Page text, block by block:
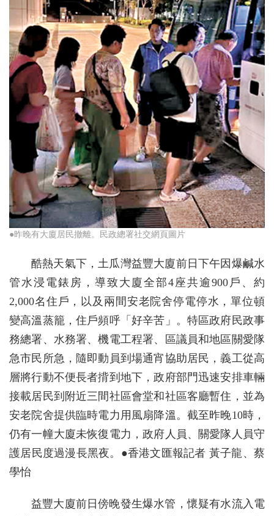
●昨晚有大廈居民撤離。民政總署社交網頁圖片
酷熱天氣下，土瓜灣益豐大廈前日下午因爆鹹水
管水浸電錶房，導致大廈全部4座共逾900戶、約
2,000名住戶，以及兩間安老院舍停電停水，單位頓
變高溫蒸籠，住戶頻呼「好辛苦」。特區政府民政事
務總署、水務署、機電工程署、區議員和地區關愛隊
急市民所急，隨即動員到場通宵協助居民，義工從高
層將行動不便長者揹到地下，政府部門迅速安排車輛
接載居民到附近三間社區會堂和社區客廳暫住，並為
安老院舍提供臨時電力用風扇降溫。截至昨晚10時，
仍有一幢大廈未恢復電力，政府人員、關愛隊人員守
護居民度過漫長黑夜。●香港文匯報記者 黃子龍、蔡
學怡
益豐大廈前日傍晚發生爆水管，懷疑有水流入電